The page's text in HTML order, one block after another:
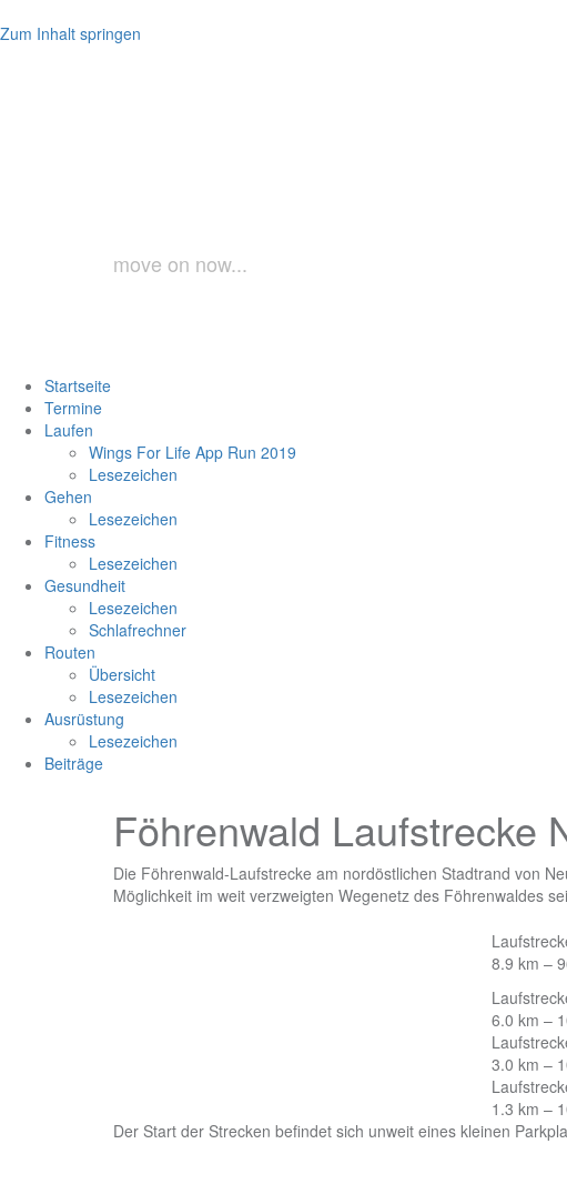
Zum Inhalt springen
move on now...
Startseite
Termine
Laufen
Wings For Life App Run 2019
Lesezeichen
Gehen
Lesezeichen
Fitness
Lesezeichen
Gesundheit
Lesezeichen
Schlafrechner
Routen
Übersicht
Lesezeichen
Ausrüstung
Lesezeichen
Beiträge
Föhrenwald Laufstrecke
Die Föhrenwald-Laufstrecke am nordöstlichen Stadtrand von
Möglichkeit im weit verzweigten Wegenetz des Föhrenwaldes
8.9 km –
6.0 km –
3.0 km –
1.3 km –
Der Start der Strecken befindet sich unweit eines kleinen